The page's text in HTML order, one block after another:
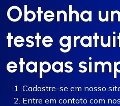
Obtenha
teste
etapas
Cadastre-se em nosso
Entre em contato com